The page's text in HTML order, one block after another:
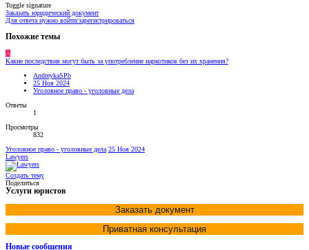
Toggle signature
Заказать юридический документ
Для ответа нужно войти/зарегистрироваться
Похожие темы
A
Какие последствия могут быть за употребление наркотиков без их хранения?
AndreykaSPb
25 Ноя 2024
Уголовное право - уголовные дела
Ответы
1
Просмотры
832
Уголовное право - уголовные дела 25 Ноя 2024
Lawyers
Создать тему
Поделиться
Услуги юристов
Заказать документ
Приватная консультация
Новые сообщения